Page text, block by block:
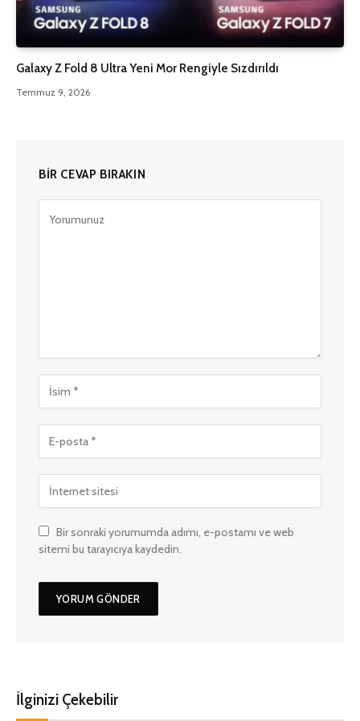
Galaxy Z Fold 8 Ultra Yeni Mor Rengiyle Sızdırıldı
Temmuz 9, 2026
BIR CEVAP BIRAKIN
Bir sonraki yorumumda adımı, e-postamı ve web
sitemi bu tarayıcıya kaydedin.
İlginizi Çekebilir